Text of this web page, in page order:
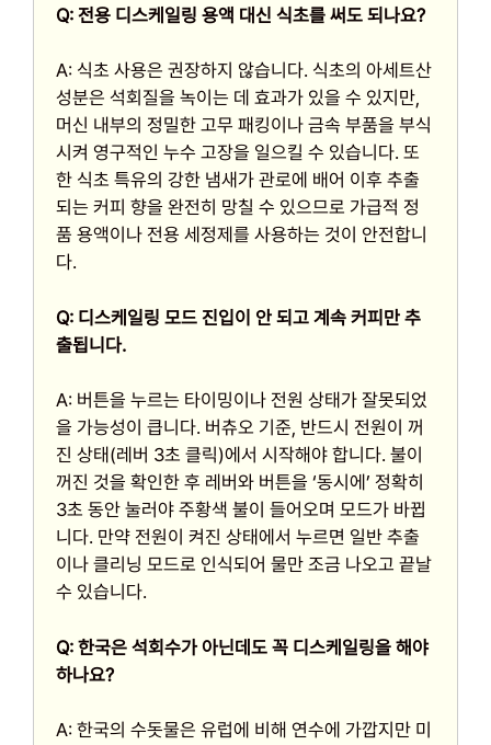
Q: 전용 디스케일링 용액 대신 식초를 써도 되나요?
A: 식초 사용은 권장하지 않습니다. 식초의 아세트산
성분은 석회질을 녹이는 데 효과가 있을 수 있지만,
머신 내부의 정밀한 고무 패킹이나 금속 부품을 부식
시켜 영구적인 누수 고장을 일으킬 수 있습니다. 또
한 식초 특유의 강한 냄새가 관로에 배어 이후 추출
되는 커피 향을 완전히 망칠 수 있으므로 가급적 정
품 용액이나 전용 세정제를 사용하는 것이 안전합니
다.
Q: 디스케일링 모드 진입이 안 되고 계속 커피만 추
출됩니다.
A: 버튼을 누르는 타이밍이나 전원 상태가 잘못되었
을 가능성이 큽니다. 버츄오 기준, 반드시 전원이 꺼
진 상태(레버 3초 클릭)에서 시작해야 합니다. 불이
꺼진 것을 확인한 후 레버와 버튼을 ‘동시에’ 정확히
3초 동안 눌러야 주황색 불이 들어오며 모드가 바뀝
니다. 만약 전원이 켜진 상태에서 누르면 일반 추출
이나 클리닝 모드로 인식되어 물만 조금 나오고 끝날
수 있습니다.
Q: 한국은 석회수가 아닌데도 꼭 디스케일링을 해야
하나요?
A: 한국의 수돗물은 유럽에 비해 연수에 가깝지만 미